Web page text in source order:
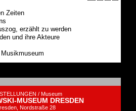
Zeiten
erzählt zu werden
und ihre Akteure
/ Museum
MUSEUM DRESDEN
Nordstraße 28